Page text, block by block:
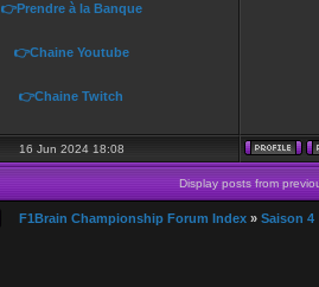
👉Prendre à la Banque
👉Chaine Youtube
👉Chaine Twitch
16 Jun 2024 18:08
Display posts from
F1Brain Championship Forum Index » Saison 4